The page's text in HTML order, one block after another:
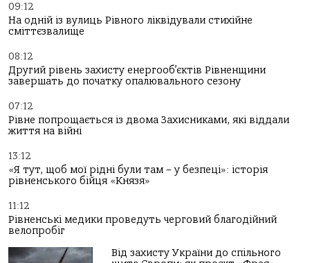
09:12
На одній із вулиць Рівного ліквідували стихійне
сміттєзвалище
08:12
Другий рівень захисту енергооб’єктів Рівненщини
завершать до початку опалювального сезону
07:12
Рівне попрощається із двома Захисниками, які віддали
життя на війні
13:12
«Я тут, щоб мої рідні були там – у безпеці»: історія
рівненського бійця «Князя»
11:12
Рівненські медики проведуть черговий благодійний
велопробіг
Від захисту України до спільного